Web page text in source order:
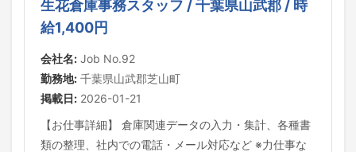
生花倉庫事務スタッフ / 千葉県山武郡 / 時
給1,400円
会社名: Job No.92
勤務地: 千葉県山武郡芝山町
掲載日: 2026-01-21
【お仕事詳細】 倉庫関連データの入力・集計、各種書
類の整理、社内での電話・メール対応など ※力仕事な